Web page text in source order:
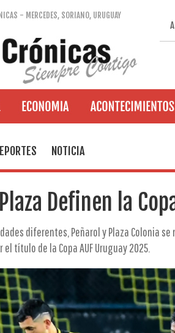
- MERCEDES, SORIANO, URUGUAY
NOTICIA
Definen la
diferentes, Peñarol y Plaza Colonia
título de la Copa AUF Uruguay 2025.